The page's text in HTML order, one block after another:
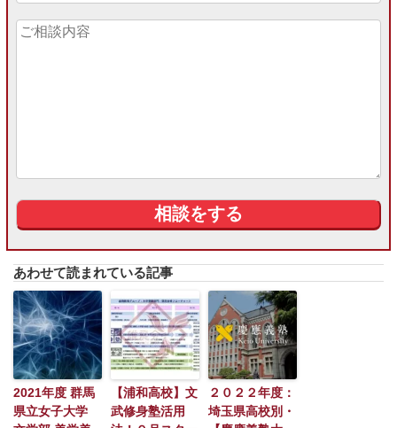
あわせて読まれている記事
2021年度 群馬
県立女子大学
【浦和高校】文
武修身塾活用
２０２２年度：
埼玉県高校別・